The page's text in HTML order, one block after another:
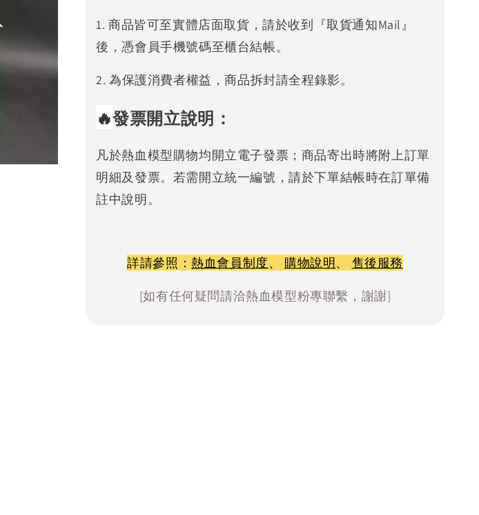
1. 商品皆可至實體店面取貨，請於收到『取貨通知Mail』
後，憑會員手機號碼至櫃台結帳。
2. 為保護消費者權益，商品拆封請全程錄影。
🔥發票開立說明：
凡於熱血模型購物均開立電子發票；商品寄出時將附上訂單
明細及發票。若需開立統一編號，請於下單結帳時在訂單備
註中說明。
詳請參照：熱血會員制度、 購物說明、 售後服務
[如有任何疑問請洽熱血模型粉專聯繫，謝謝]